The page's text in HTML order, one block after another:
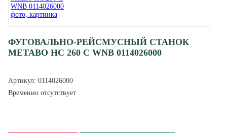
ФУГОВАЛЬНО-РЕЙСМУСНЫЙ СТАНОК
METABO HC 260 C WNB 0114026000
Артикул: 0114026000
Временно отсутствует